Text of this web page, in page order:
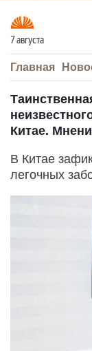
7 августа
Главная
Китае.
В Китае
легочных